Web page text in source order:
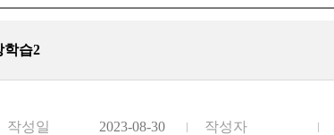
학습2
작성일 2023-08-30 작성자